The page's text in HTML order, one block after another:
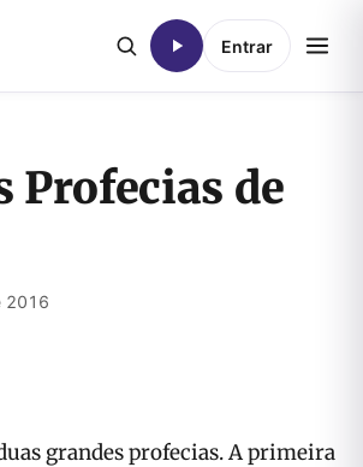
Entrar
Profecias de
2016
grandes profecias. A primeira